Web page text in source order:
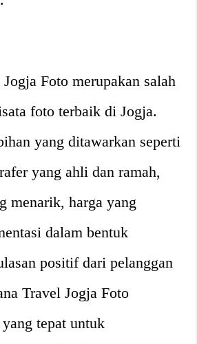
Foto merupakan salah
foto terbaik di Jogja.
yang ditawarkan seperti
yang ahli dan ramah,
menarik, harga yang
dalam bentuk
positif dari pelanggan
Travel Jogja Foto
tepat untuk